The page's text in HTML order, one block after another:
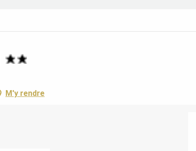
M'y rendre